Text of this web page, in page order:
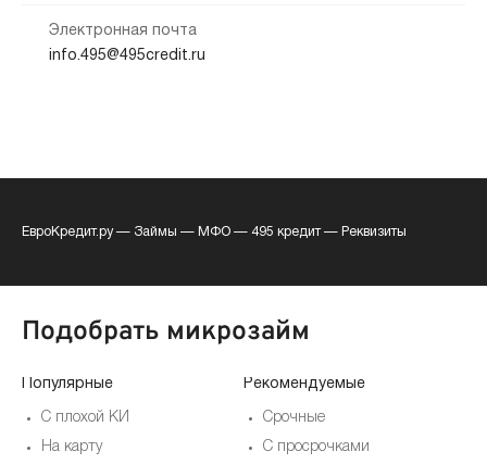
Электронная почта
info.495@495credit.ru
ЕвроКредит.ру— Займы — МФО — 495 кредит— Реквизиты
Подобрать микрозайм
Популярные
С плохой КИ
На карту
Рекомендуемые
Срочные
С просрочками